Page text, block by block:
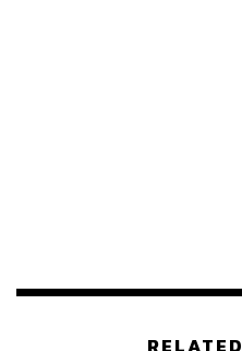
ประชุมหารือกับ ศ. ดร.หลินอี้